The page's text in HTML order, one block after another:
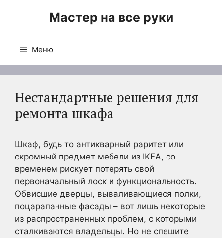
Мастер на все руки
Меню
Нестандартные решения для
ремонта шкафа
Шкаф, будь то антикварный раритет или
скромный предмет мебели из IKEA, со
временем рискует потерять свой
первоначальный лоск и функциональность.
Обвисшие дверцы, вываливающиеся полки,
поцарапанные фасады – вот лишь некоторые
из распространенных проблем, с которыми
сталкиваются владельцы. Но не спешите